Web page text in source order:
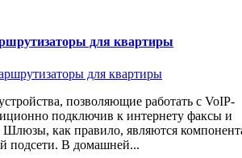
для квартиры
позволяющие работать с VoIP-
подключив к интернету факсы и
как правило, являются
подсети. В домашней...